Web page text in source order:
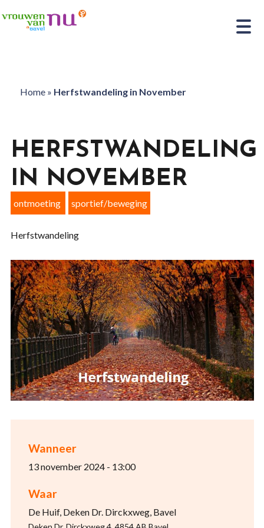
Home» Herfstwandeling in November
Wanneer
13 november 2024 - 13:00
Waar
De Huif, Deken Dr. Dirckxweg, Bavel
HERFSTWANDELING
IN NOVEMBER
ontmoeting sportief/beweging
Herfstwandeling